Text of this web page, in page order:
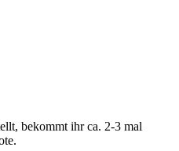
bekommt ihr ca. 2-3 mal